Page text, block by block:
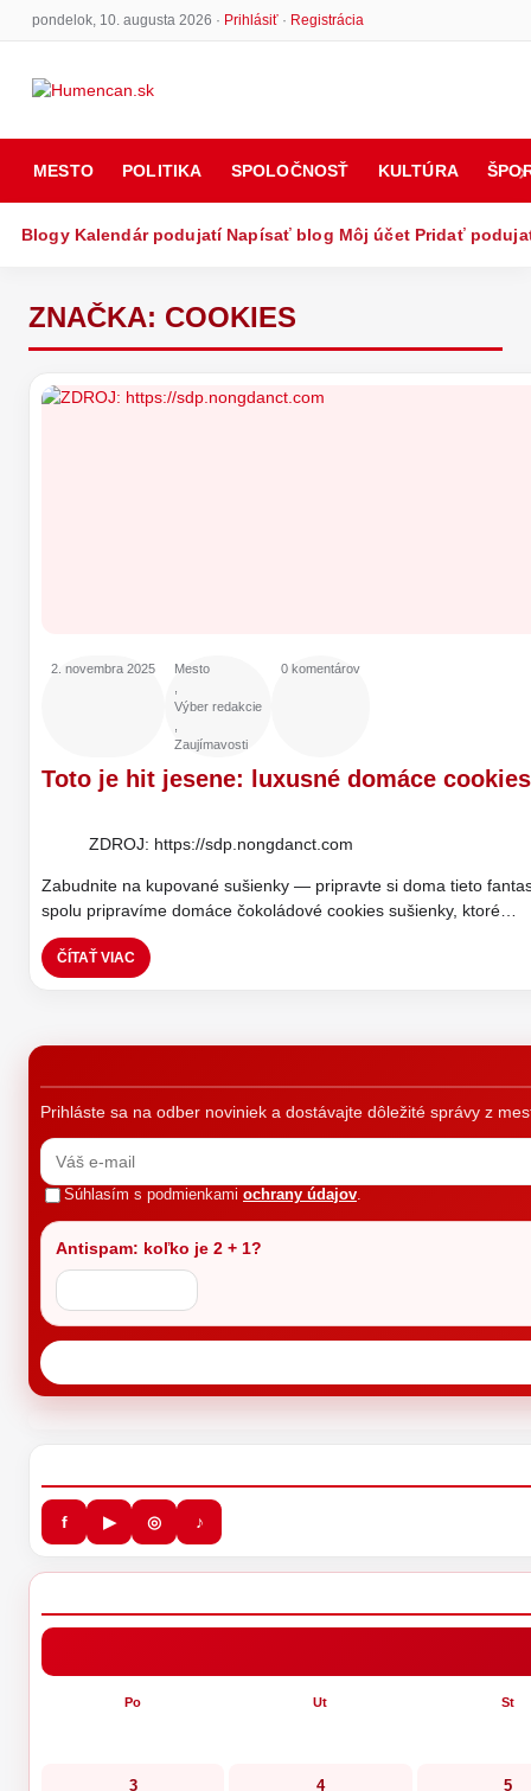
pondelok, 10. augusta 2026 · Prihlásiť· Registrácia
MESTO POLITIKA SPOLOČNOSŤ KULTÚRA
Blogy Kalendár podujatí Napísať blog Môj účet Pridať
ZNAČKA: COOKIES
2. novembra 2025
Mesto
Výber redakcie
Zaujímavosti
0 komentárov
Toto je hit jesene: luxusné domáce
ZDROJ: https://sdp.nongdanct.com
Zabudnite na kupované sušienky — pripravte si doma tieto
spolu pripravíme domáce čokoládové cookies sušienky, ktoré…
ČÍTAŤ VIAC
Prihláste sa na odber noviniek a dostávajte dôležité správy z
Súhlasím s podmienkami ochrany údajov.
Antispam: koľko je 2 + 1?
f ▶ ◎ ♪
Po Ut St
3 4 5